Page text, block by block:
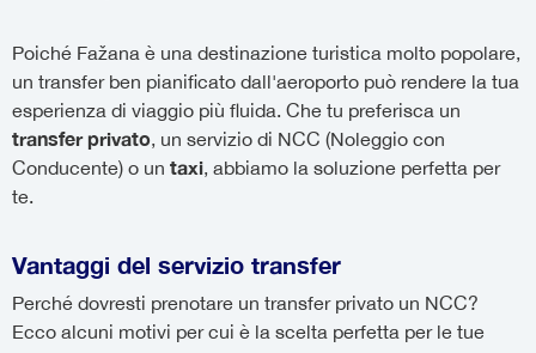
Poiché Fažana è una destinazione turistica molto popolare,
un transfer ben pianificato dall'aeroporto può rendere la tua
esperienza di viaggio più fluida. Che tu preferisca un
transfer privato, un servizio di NCC (Noleggio con
Conducente) o un taxi, abbiamo la soluzione perfetta per
te.
Vantaggi del servizio transfer
Perché dovresti prenotare un transfer privato un NCC?
Ecco alcuni motivi per cui è la scelta perfetta per le tue